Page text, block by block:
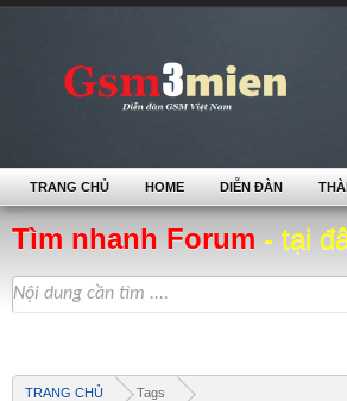
Tìm nhanh Forum - tại
TRANG CHỦ Tags
TRANG CHỦ HOME DIỄN ĐÀN